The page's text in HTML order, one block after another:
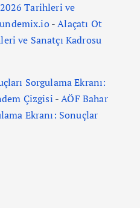
Tarihleri ve
-Alaçatı Ot
ve Sanatçı Kadrosu
Sorgulama Ekranı:
Çizgisi -AÖF Bahar
Ekranı: Sonuçlar